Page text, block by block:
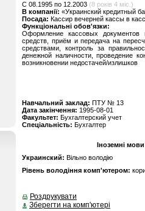
C 08.1995 по 12.2003 (8 років 4 міс.)
В компанії: «Украинский кредитный
Посада: Кассир вечерней кассы в
Функціональні обов'язки:
Оформление кассовых документов
средств, приём и передача на
средствами, контроль за
денежной наличности, проведение
возникновении недостачей/излишков
Навчальний заклад: ПТУ № 13
Дата закінчення: 1995-08-01
Факультет: Бухгалтерский учет
Спеціальність: Бухгалтер
Іноземні
Украинский: Вільно володію
Рівень володіння комп'ютером:
Роздрукувати
Зберегти на комп'ютері